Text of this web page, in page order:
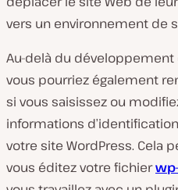
vers un environnement de
Au-delà du développement
vous pourriez également
si vous saisissez ou
informations
votre site WordPress. Cela
vous éditez votre fichier